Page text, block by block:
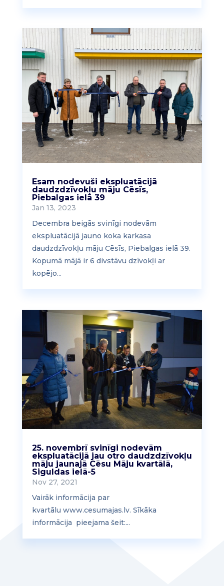
Esam nodevuši ekspluatācijā
daudzdzīvokļu māju Cēsīs,
Piebalgas ielā 39
Jan 13, 2023
Decembra beigās svinīgi nodevām
ekspluatācijā jauno koka karkasa
daudzdzīvokļu māju Cēsīs, Piebalgas ielā 39.
Kopumā mājā ir 6 divstāvu dzīvokļi ar
kopējo...
25. novembrī svinīgi nodevām
ekspluatācijā jau otro daudzdzīvokļu
māju jaunajā Cēsu Māju kvartālā,
Siguldas ielā-5
Nov 27, 2021
Vairāk informācija par
kvartālu www.cesumajas.lv. Sīkāka
informācija pieejama šeit:...